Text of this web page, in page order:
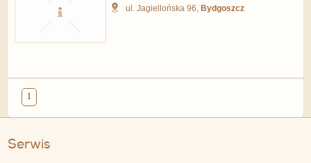
ul. Jagiellońska 96, Bydgoszcz
1
Serwis